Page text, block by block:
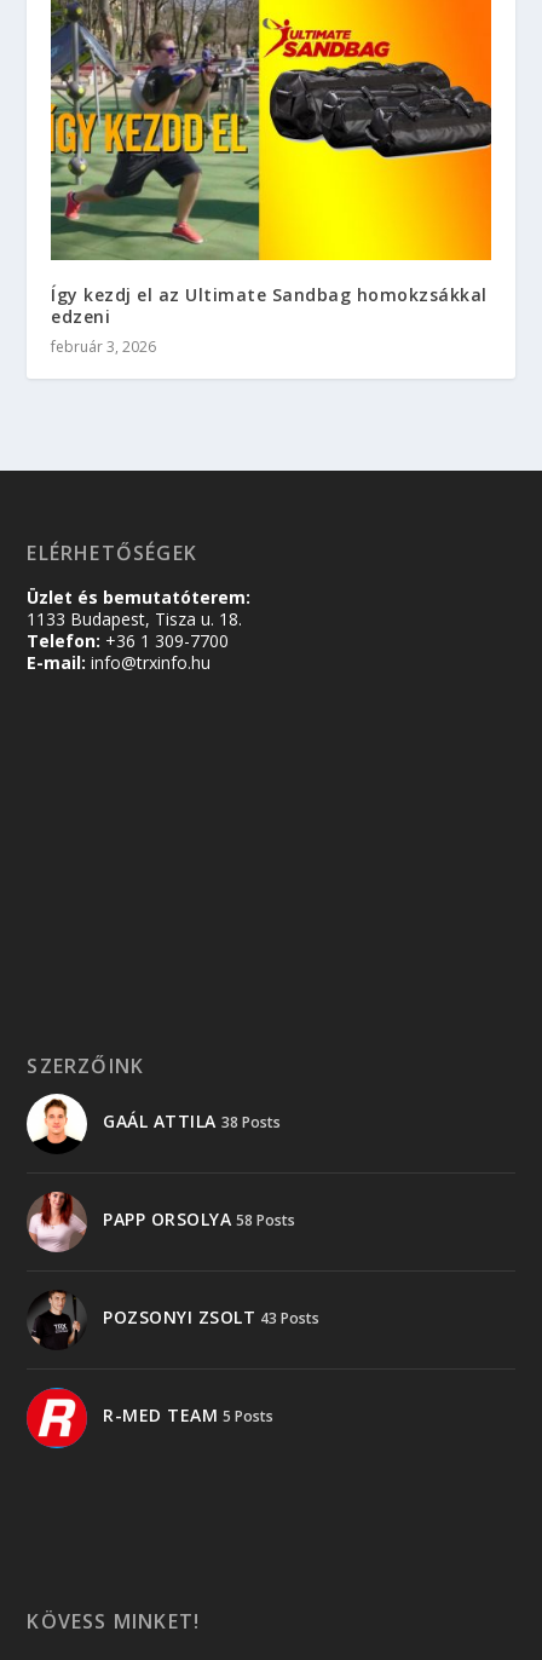
Így kezdj el az Ultimate Sandbag homokzsákkal
edzeni
február 3, 2026
ELÉRHETŐSÉGEK
Üzlet és bemutatóterem:
1133 Budapest, Tisza u. 18.
Telefon: +36 1 309-7700
E-mail: info@trxinfo.hu
SZERZŐINK
GAÁL ATTILA 38 Posts
PAPP ORSOLYA 58 Posts
POZSONYI ZSOLT 43 Posts
R-MED TEAM 5 Posts
KÖVESS MINKET!